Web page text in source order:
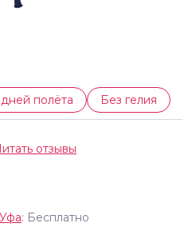
полёта Без гелия
Уфа: Бесплатно
отзывы